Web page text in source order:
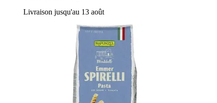
Livraison jusqu'au 13 août